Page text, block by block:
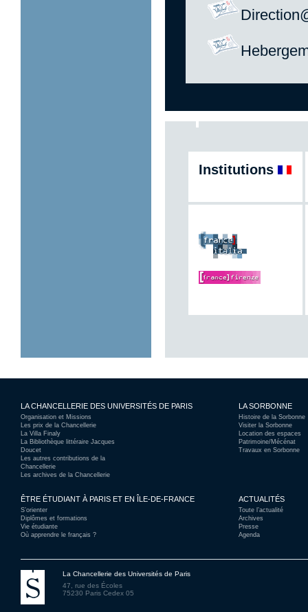
Institutions
LA CHANCELLERIE DES UNIVERSITÉS DE PARIS
Organisation et Missions
Les prix de la Chancellerie
La Villa Finaly
La Bibliothèque littéraire Jacques
Doucet
Les autres contributions de la
Chancellerie
Les archives de la Chancellerie
LA SORBONNE
Histoire de la Sorbonne
Visiter la Sorbonne
Location des espaces
Patrimoine/Mécénat
Travaux en Sorbonne
ÊTRE ÉTUDIANT À PARIS ET EN ÎLE-DE-FRANCE
S’orienter
Diplômes et formations
Vie étudiante
Où apprendre le français ?
ACTUALITÉS
Toute l’actualité
Archives
Presse
Agenda
La Chancellerie des Universités de Paris
47, rue des Écoles
75230 Paris Cedex 05